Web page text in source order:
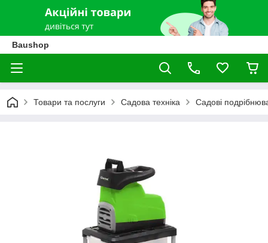
Baushop
Товари та послуги Садова техніка Садові